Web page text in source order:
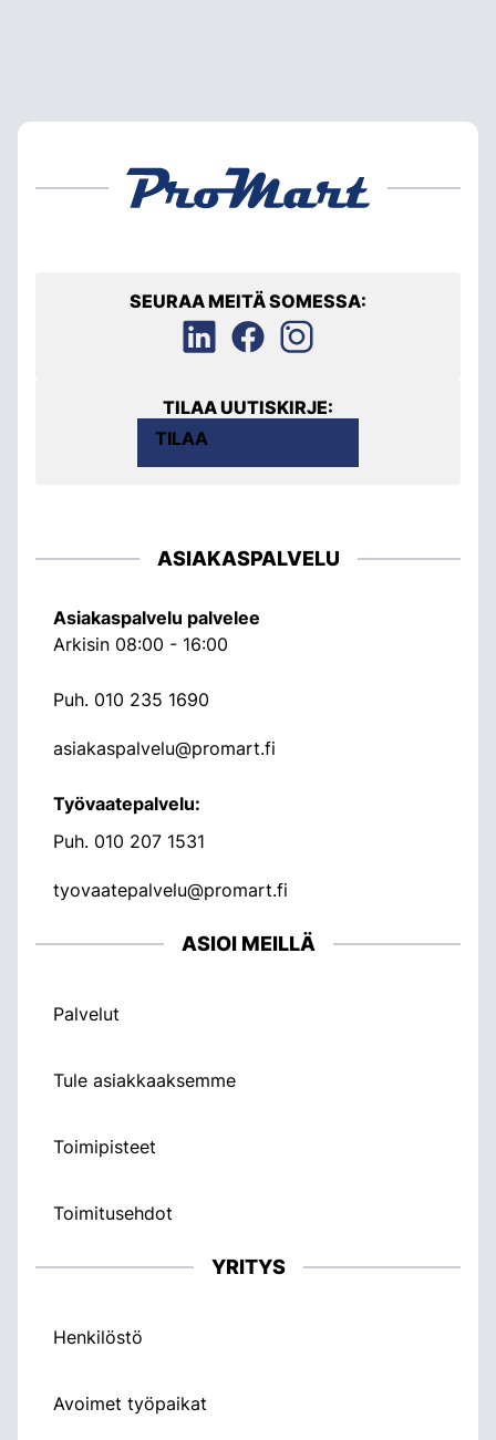
SEURAA MEITÄ SOMESSA:
TILAA UUTISKIRJE:
TILAA
ASIAKASPALVELU
Asiakaspalvelu palvelee
Arkisin 08:00 - 16:00
Puh. 010 235 1690
asiakaspalvelu@promart.fi
Työvaatepalvelu:
Puh. 010 207 1531
tyovaatepalvelu@promart.fi
ASIOI MEILLÄ
Palvelut
Tule asiakkaaksemme
Toimipisteet
Toimitusehdot
YRITYS
Henkilöstö
Avoimet työpaikat